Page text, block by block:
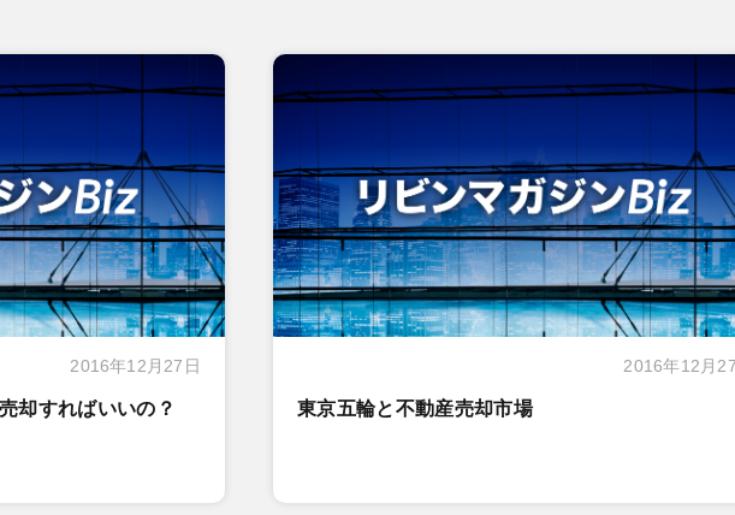
2016年12月27日
却すればいいの？
2016年12月
東京五輪と不動産売却市場